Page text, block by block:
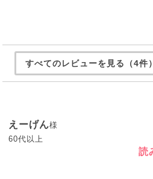
すべてのレビューを見る（4件）
えーげん様
60代以上
読